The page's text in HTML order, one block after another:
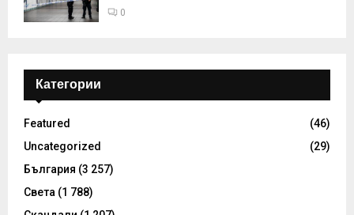
0
Категории
Featured
(46)
Uncategorized
(29)
България (3 257)
Света (1 788)